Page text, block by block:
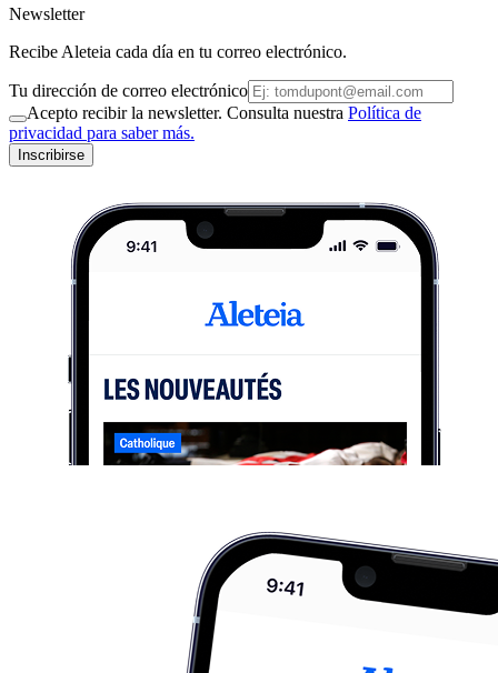
Newsletter
Recibe Aleteia cada día en tu correo electrónico.
Tu dirección de correo electrónico
Acepto recibir la newsletter. Consulta nuestra Política de
privacidad para saber más.
Inscribirse